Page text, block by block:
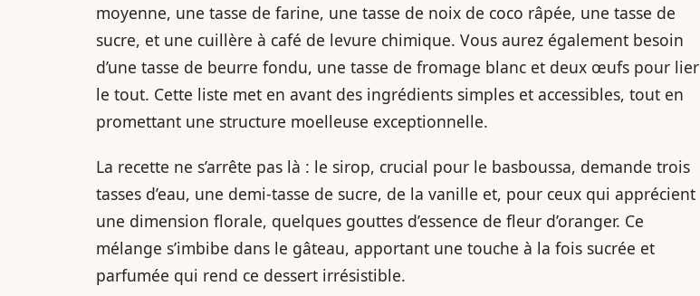
moyenne, une tasse de farine, une tasse de noix de coco râpée, une tasse de
sucre, et une cuillère à café de levure chimique. Vous aurez également besoin
d’une tasse de beurre fondu, une tasse de fromage blanc et deux œufs pour lier
le tout. Cette liste met en avant des ingrédients simples et accessibles, tout en
promettant une structure moelleuse exceptionnelle.
La recette ne s’arrête pas là : le sirop, crucial pour le basboussa, demande trois
tasses d’eau, une demi-tasse de sucre, de la vanille et, pour ceux qui apprécient
une dimension florale, quelques gouttes d’essence de fleur d’oranger. Ce
mélange s’imbibe dans le gâteau, apportant une touche à la fois sucrée et
parfumée qui rend ce dessert irrésistible.